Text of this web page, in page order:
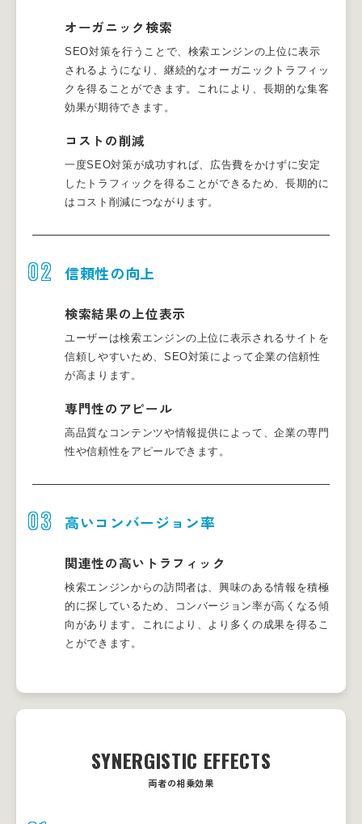
オーガニック検索
SEO対策を行うことで、検索エンジンの上位に表示
されるようになり、継続的なオーガニックトラフィッ
クを得ることができます。これにより、長期的な集客
効果が期待できます。
コストの削減
一度SEO対策が成功すれば、広告費をかけずに安定
したトラフィックを得ることができるため、長期的に
はコスト削減につながります。
02 信頼性の向上
検索結果の上位表示
ユーザーは検索エンジンの上位に表示されるサイトを
信頼しやすいため、SEO対策によって企業の信頼性
が高まります。
専門性のアピール
高品質なコンテンツや情報提供によって、企業の専門
性や信頼性をアピールできます。
03 高いコンバージョン率
関連性の高いトラフィック
検索エンジンからの訪問者は、興味のある情報を積極
的に探しているため、コンバージョン率が高くなる傾
向があります。これにより、より多くの成果を得るこ
とができます。
SYNERGISTIC EFFECTS
両者の相乗効果